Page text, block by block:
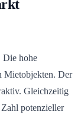
Die hohe
Mietobjekten. Der
Gleichzeitig
potenzieller